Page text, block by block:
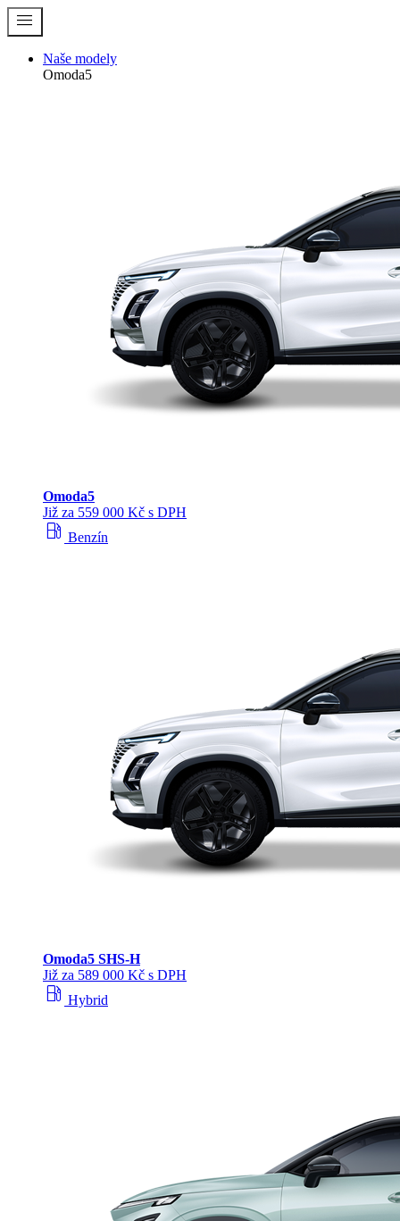
menu
Naše modely
Omoda5
Omoda5
Již za 559 000 Kč s DPH
local_gas_station Benzín
Omoda5 SHS‑H
Již za 589 000 Kč s DPH
local_gas_station Hybrid